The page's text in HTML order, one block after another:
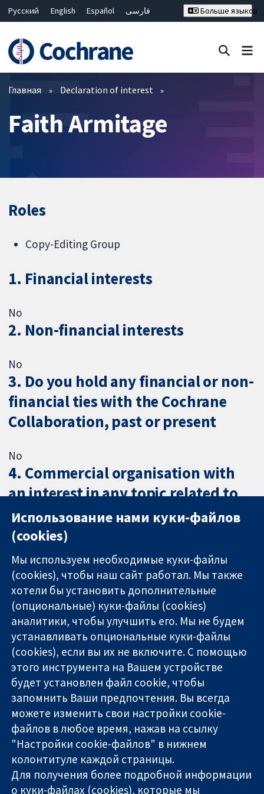
Русский English Español
فارسی
Bahasa Malaysia
ไทย
繁體中文
简体中文
Больше языков
Фильтры
Главная Declaration of interest
Faith Armitage
Roles
Copy-Editing Group
1. Financial interests
No
2. Non-financial interests
No
3. Do you hold any financial or non-
financial ties with the Cochrane
Collaboration, past or present
No
4. Commercial organisation with
an interest in any topic related to
health care or medical research
No
Надёжные
доказательства
Информированные
решения
Во благо
здоровья
11-13 Cavendish
Square
London
W1G 0AN
United Kingdom
Связаться с
нами
Новости
Пресс-
служба
О нас
Работа
Cochrane
Library
The Cochrane Collaboration is a charity (no. 1045921) and a
company limited by guarantee (no. 03044323) registered in
Использование нами куки-файлов
(cookies)
Мы используем необходимые куки-файлы
(cookies), чтобы наш сайт работал. Мы также
хотели бы установить дополнительные
(опциональные) куки-файлы (cookies)
аналитики, чтобы улучшить его. Мы не будем
устанавливать опциональные куки-файлы
(cookies), если вы их не включите. С помощью
этого инструмента на Вашем устройстве
будет установлен файл cookie, чтобы
запомнить Ваши предпочтения. Вы всегда
можете изменить свои настройки cookie-
файлов в любое время, нажав на ссылку
"Настройки cookie-файлов" в нижнем
колонтитуле каждой страницы.
Для получения более подробной информации
о куки-файлах (cookies), которые мы